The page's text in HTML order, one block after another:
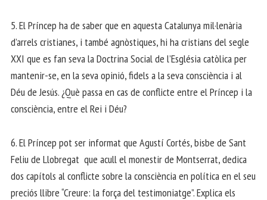
5. El Príncep ha de saber que en aquesta Catalunya mil·lenària
d’arrels cristianes, i també agnòstiques, hi ha cristians del segle
XXI que es fan seva la Doctrina Social de l’Església catòlica per
mantenir-se, en la seva opinió, fidels a la seva consciència i al
Déu de Jesús. ¿Què passa en cas de conflicte entre el Príncep i la
consciència, entre el Rei i Déu?
6. El Príncep pot ser informat que Agustí Cortés, bisbe de Sant
Feliu de Llobregat que acull el monestir de Montserrat, dedica
dos capítols al conflicte sobre la consciència en política en el seu
preciós llibre “Creure: la força del testimoniatge”. Explica els